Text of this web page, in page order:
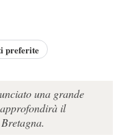
preferite
una grande
il